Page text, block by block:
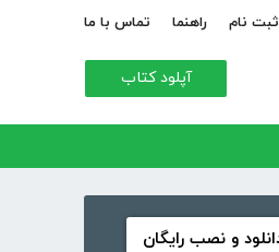
ثبت نام راهنما تماس با ما
آپلود کتاب
و نصب رایگان